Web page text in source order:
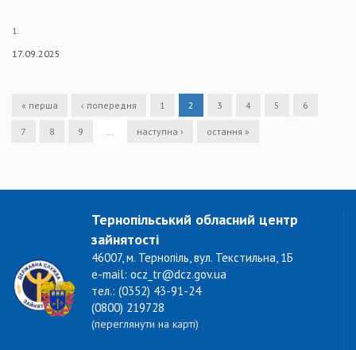
1.
17.09.2025
« перша ‹ попередня 1 2 3 4 5 6
7 8 9 … наступна › остання »
Тернопільський обласний центр
зайнятості
46007, м. Тернопіль, вул. Текстильна, 1Б
e-mail: ocz_tr@dcz.gov.ua
тел.: (0352) 43-91-24
(0800) 219728
(переглянути на карті)